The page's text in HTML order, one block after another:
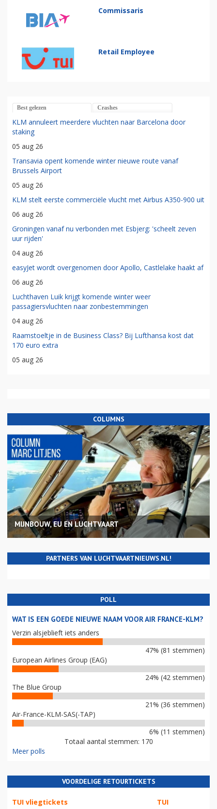
Commissaris
Retail Employee
Best gelezen Crashes
KLM annuleert meerdere vluchten naar Barcelona door
staking
05 aug 26
Transavia opent komende winter nieuwe route vanaf
Brussels Airport
05 aug 26
KLM stelt eerste commerciële vlucht met Airbus A350-900 uit
06 aug 26
Groningen vanaf nu verbonden met Esbjerg: 'scheelt zeven
uur rijden'
04 aug 26
easyJet wordt overgenomen door Apollo, Castlelake haakt af
06 aug 26
Luchthaven Luik krijgt komende winter weer
passagiersvluchten naar zonbestemmingen
04 aug 26
Raamstoeltje in de Business Class? Bij Lufthansa kost dat
170 euro extra
05 aug 26
COLUMNS
MIJNBOUW, EU EN LUCHTVAART
PARTNERS VAN LUCHTVAARTNIEUWS.NL!
POLL
WAT IS EEN GOEDE NIEUWE NAAM VOOR AIR FRANCE-KLM?
Verzin alsjeblieft iets anders
47% (81 stemmen)
European Airlines Group (EAG)
24% (42 stemmen)
The Blue Group
21% (36 stemmen)
Air-France-KLM-SAS(-TAP)
6% (11 stemmen)
Totaal aantal stemmen: 170
Meer polls
VOORDELIGE RETOURTICKETS
TUI vliegtickets TUI